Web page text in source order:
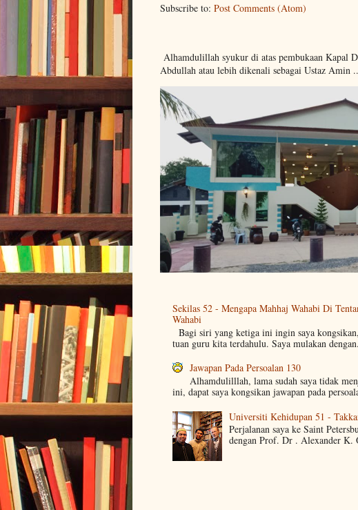
Subscribe to: Post Comments (Atom)
Alhamdulillah syukur di atas pembukaan Kapal
Abdullah atau lebih dikenali sebagai Ustaz Amin
Sekilas 52 - Mengapa Mahhaj Wahabi Di
Wahabi
Bagi siri yang ketiga ini ingin saya
tuan guru kita terdahulu. Saya mulakan
Jawapan Pada Persoalan 130
Alhamdulilllah, lama sudah saya tidak
ini, dapat saya kongsikan jawapan pada
Universiti Kehidupan 51 -
Perjalanan saya ke Saint
dengan Prof. Dr . Alexander K.